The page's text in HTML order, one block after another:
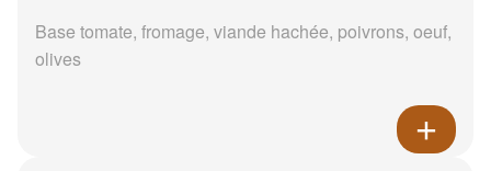
Base tomate, fromage, viande hachée, poivrons, oeuf,
olives